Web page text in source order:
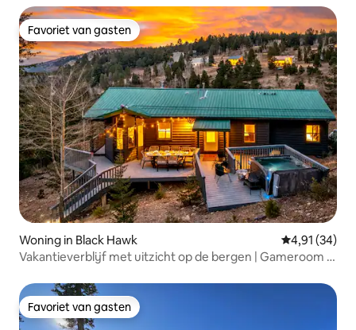
Favoriet van gasten
Favoriet van gasten
Woning in Black Hawk Gemiddelde
4,91 (34)
Vakantieverblijf met uitzicht op de bergen | Gameroom +
Favoriet van gasten
Favoriet van gasten